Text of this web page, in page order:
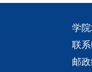
学
联
邮